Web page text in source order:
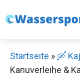
Inhalt
Startseite » 🛶
Kanuverleihe &